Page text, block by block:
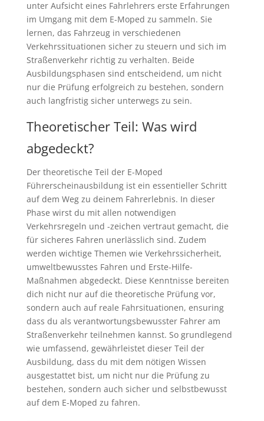
unter Aufsicht eines Fahrlehrers erste Erfahrungen
im Umgang mit dem E-Moped zu sammeln. Sie
lernen, das Fahrzeug in verschiedenen
Verkehrssituationen sicher zu steuern und sich im
Straßenverkehr richtig zu verhalten. Beide
Ausbildungsphasen sind entscheidend, um nicht
nur die Prüfung erfolgreich zu bestehen, sondern
auch langfristig sicher unterwegs zu sein.
Theoretischer Teil: Was wird
abgedeckt?
Der theoretische Teil der E-Moped
Führerscheinausbildung ist ein essentieller Schritt
auf dem Weg zu deinem Fahrerlebnis. In dieser
Phase wirst du mit allen notwendigen
Verkehrsregeln und -zeichen vertraut gemacht, die
für sicheres Fahren unerlässlich sind. Zudem
werden wichtige Themen wie Verkehrssicherheit,
umweltbewusstes Fahren und Erste-Hilfe-
Maßnahmen abgedeckt. Diese Kenntnisse bereiten
dich nicht nur auf die theoretische Prüfung vor,
sondern auch auf reale Fahrsituationen, ensuring
dass du als verantwortungsbewusster Fahrer am
Straßenverkehr teilnehmen kannst. So grundlegend
wie umfassend, gewährleistet dieser Teil der
Ausbildung, dass du mit dem nötigen Wissen
ausgestattet bist, um nicht nur die Prüfung zu
bestehen, sondern auch sicher und selbstbewusst
auf dem E-Moped zu fahren.